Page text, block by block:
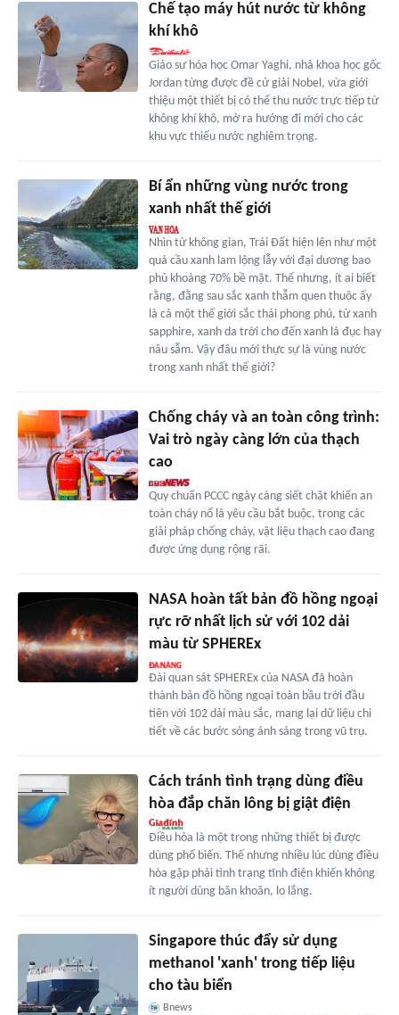
Chế tạo máy hút nước từ không
khí khô
Giáo sư hóa học Omar Yaghi, nhà khoa học gốc
Jordan từng được đề cử giải Nobel, vừa giới
thiệu một thiết bị có thể thu nước trực tiếp từ
không khí khô, mở ra hướng đi mới cho các
khu vực thiếu nước nghiêm trọng.
Bí ẩn những vùng nước trong
xanh nhất thế giới
Nhìn từ không gian, Trái Đất hiện lên như một
quả cầu xanh lam lộng lẫy với đại dương bao
phủ khoảng 70% bề mặt. Thế nhưng, ít ai biết
rằng, đằng sau sắc xanh thẫm quen thuộc ấy
là cả một thế giới sắc thái phong phú, từ xanh
sapphire, xanh da trời cho đến xanh lá đục hay
nâu sẫm. Vậy đâu mới thực sự là vùng nước
trong xanh nhất thế giới?
Chống cháy và an toàn công trình:
Vai trò ngày càng lớn của thạch
cao
Quy chuẩn PCCC ngày càng siết chặt khiến an
toàn cháy nổ là yêu cầu bắt buộc, trong các
giải pháp chống cháy, vật liệu thạch cao đang
được ứng dụng rộng rãi.
NASA hoàn tất bản đồ hồng ngoại
rực rỡ nhất lịch sử với 102 dải
màu từ SPHEREx
Đài quan sát SPHEREx của NASA đã hoàn
thành bản đồ hồng ngoại toàn bầu trời đầu
tiên với 102 dải màu sắc, mang lại dữ liệu chi
tiết về các bước sóng ánh sáng trong vũ trụ.
Cách tránh tình trạng dùng điều
hòa đắp chăn lông bị giật điện
Điều hòa là một trong những thiết bị được
dùng phổ biến. Thế nhưng nhiều lúc dùng điều
hòa gặp phải tình trạng tĩnh điện khiến không
ít người dùng băn khoăn, lo lắng.
Singapore thúc đẩy sử dụng
methanol 'xanh' trong tiếp liệu
cho tàu biển
Bnews